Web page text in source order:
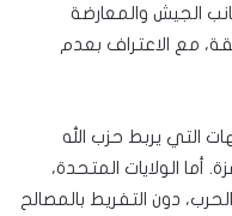
الجيش والمعارضة
مع الاعتراف بعدم
التي يربط حزب الله
أما الولايات المتحدة،
دون التفريط بالمصالح